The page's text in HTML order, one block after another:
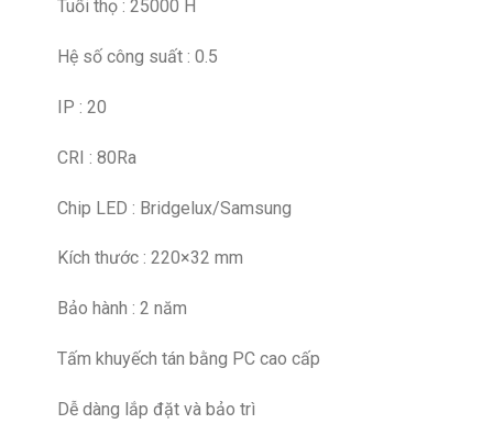
Tuổi thọ : 25000 H
Hệ số công suất : 0.5
IP : 20
CRI : 80Ra
Chip LED : Bridgelux/Samsung
Kích thước : 220×32 mm
Bảo hành : 2 năm
Tấm khuyếch tán bằng PC cao cấp
Dễ dàng lắp đặt và bảo trì